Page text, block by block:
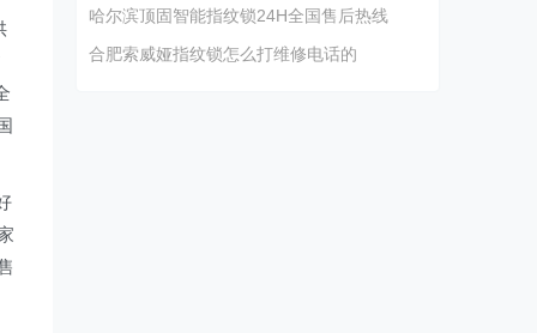
哈尔滨顶固智能指纹锁24H全国售后热线
合肥索威娅指纹锁怎么打维修电话的